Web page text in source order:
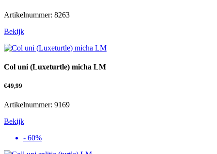
Artikelnummer: 8263
Bekijk
Col uni (Luxeturtle) micha LM
€49,99
Artikelnummer: 9169
Bekijk
- 60%